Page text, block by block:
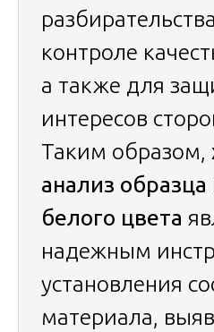
контроле
а также для
интересов
Таким образом,
анализ
белого цвета
надежным
установления
материала,